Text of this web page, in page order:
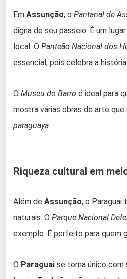
Em Assunção, o Pantanal de
digna de seu passeio. É um
local. O Panteão Nacional dos
essencial, pois celebra a
O Museu do Barro é ideal para
mostra várias obras de arte
paraguaya.
Riqueza cultural em
Além de Assunção, o Paraguai
naturais. O Parque Nacional
exemplo. É perfeito para quem
O Paraguai se torna único